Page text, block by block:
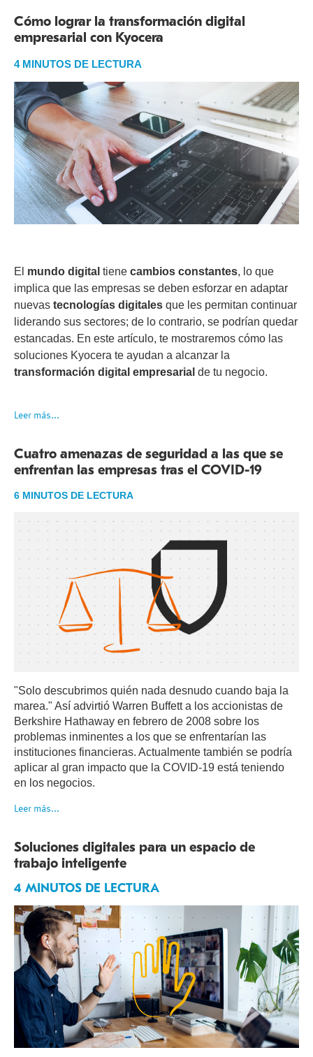
Cómo lograr la transformación digital
empresarial con Kyocera
4 MINUTOS DE LECTURA
El mundo digital tiene cambios constantes, lo que
implica que las empresas se deben esforzar en adaptar
nuevas tecnologías digitales que les permitan continuar
liderando sus sectores; de lo contrario, se podrían quedar
estancadas. En este artículo, te mostraremos cómo las
soluciones Kyocera te ayudan a alcanzar la
transformación digital empresarial de tu negocio.
Leer más...
Cuatro amenazas de seguridad a las que se
enfrentan las empresas tras el COVID-19
6 MINUTOS DE LECTURA
"Solo descubrimos quién nada desnudo cuando baja la
marea." Así advirtió Warren Buffett a los accionistas de
Berkshire Hathaway en febrero de 2008 sobre los
problemas inminentes a los que se enfrentarían las
instituciones financieras. Actualmente también se podría
aplicar al gran impacto que la COVID-19 está teniendo
en los negocios.
Leer más...
Soluciones digitales para un espacio de
trabajo inteligente
4 MINUTOS DE LECTURA